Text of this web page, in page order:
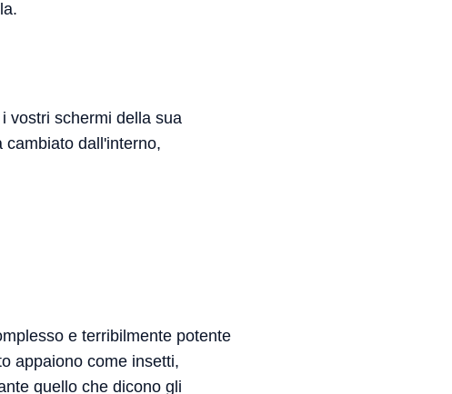
vostri schermi della sua
cambiato dall'interno,
e terribilmente potente
appaiono come insetti,
quello che dicono gli